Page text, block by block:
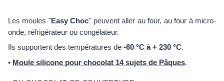
Les moules "Easy Choc" peuvent aller au four, au four à micro-
onde, réfrigérateur ou congélateur.
Ils supportent des températures de -60 °C à + 230 °C.
• Moule silicone pour chocolat 14 sujets de Pâques.